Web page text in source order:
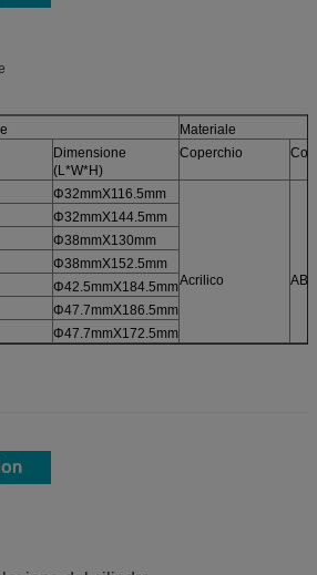
Materiale
Dimensione
(L*W*H)
Coperchio
Φ32mmX116.5mm
Acrilico ABS
Φ32mmX144.5mm
Φ38mmX130mm
Φ38mmX152.5mm
Φ42.5mmX184.5mm
Φ47.7mmX186.5mm
Φ47.7mmX172.5mm